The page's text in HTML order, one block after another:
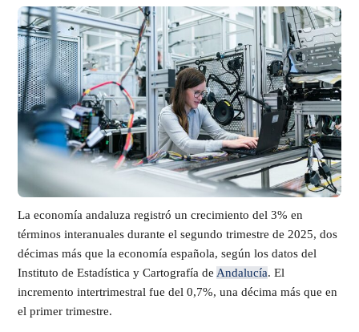
La economía andaluza registró un crecimiento del 3% en
términos interanuales durante el segundo trimestre de 2025, dos
décimas más que la economía española, según los datos del
Instituto de Estadística y Cartografía de Andalucía. El
incremento intertrimestral fue del 0,7%, una décima más que en
el primer trimestre.